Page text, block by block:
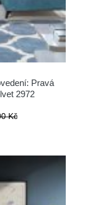
Pravá
2972
Kč